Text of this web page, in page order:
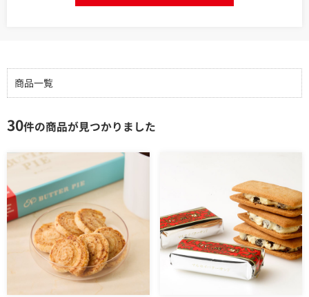
商品一覧
30件の商品が見つかりました